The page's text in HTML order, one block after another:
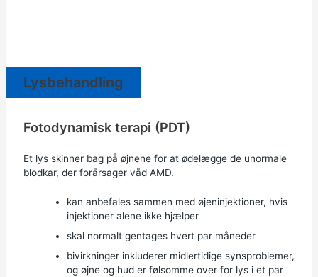
Lysbehandling
Fotodynamisk terapi (PDT)
Et lys skinner bag på øjnene for at ødelægge de unormale
blodkar, der forårsager våd AMD.
kan anbefales sammen med øjeninjektioner, hvis
injektioner alene ikke hjælper
skal normalt gentages hvert par måneder
bivirkninger inkluderer midlertidige synsproblemer,
og øjne og hud er følsomme over for lys i et par